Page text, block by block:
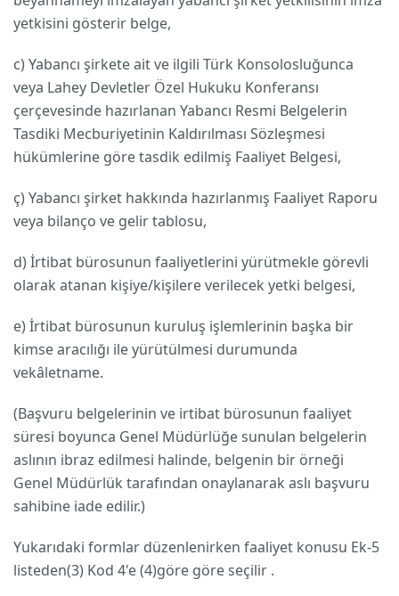
yetkisini gösterir belge,
c) Yabancı şirkete ait ve ilgili Türk Konsolosluğunca
veya Lahey Devletler Özel Hukuku Konferansı
çerçevesinde hazırlanan Yabancı Resmi Belgelerin
Tasdiki Mecburiyetinin Kaldırılması Sözleşmesi
hükümlerine göre tasdik edilmiş Faaliyet Belgesi,
ç) Yabancı şirket hakkında hazırlanmış Faaliyet Raporu
veya bilanço ve gelir tablosu,
d) İrtibat bürosunun faaliyetlerini yürütmekle görevli
olarak atanan kişiye/kişilere verilecek yetki belgesi,
e) İrtibat bürosunun kuruluş işlemlerinin başka bir
kimse aracılığı ile yürütülmesi durumunda
vekâletname.
(Başvuru belgelerinin ve irtibat bürosunun faaliyet
süresi boyunca Genel Müdürlüğe sunulan belgelerin
aslının ibraz edilmesi halinde, belgenin bir örneği
Genel Müdürlük tarafından onaylanarak aslı başvuru
sahibine iade edilir.)
Yukarıdaki formlar düzenlenirken faaliyet konusu Ek-5
listeden(3) Kod 4'e (4)göre göre seçilir .